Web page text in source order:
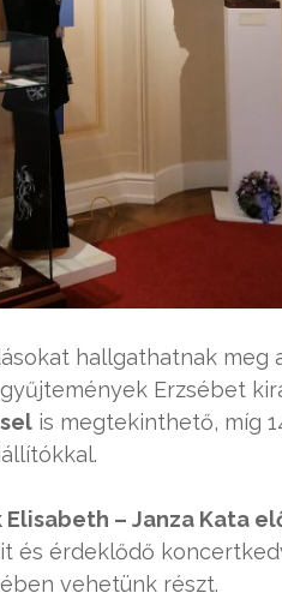
hallgathatnak meg
Erzsébet
is megtekinthető, míg
Elisabeth – Janza Kata
és érdeklődő
vehetünk részt.